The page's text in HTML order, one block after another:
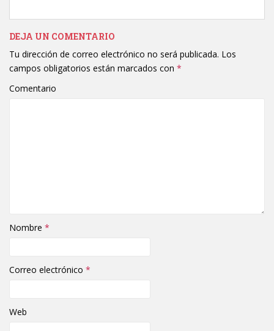
DEJA UN COMENTARIO
Tu dirección de correo electrónico no será publicada. Los
campos obligatorios están marcados con *
Comentario
Nombre *
Correo electrónico *
Web